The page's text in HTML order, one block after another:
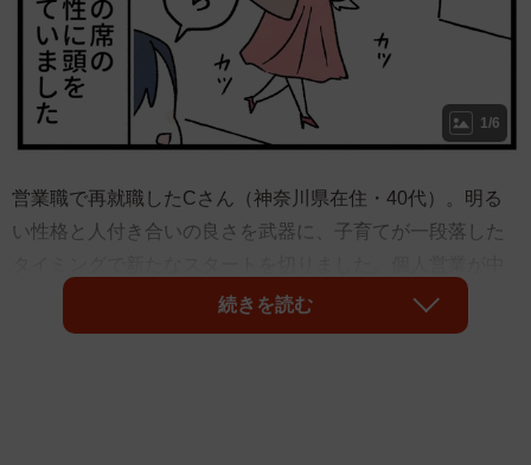
1/6
営業職で再就職したCさん（神奈川県在住・40代）。明る
い性格と人付き合いの良さを武器に、子育てが一段落した
心の職場は、週に数回程度の自由出勤となっていて、社内
の全員と顔を合わせるような機会はほとんどありません。
続きを読む